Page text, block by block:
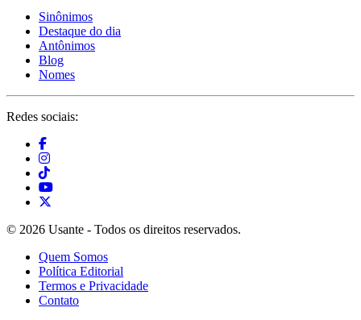
Sinônimos
Destaque do dia
Antônimos
Blog
Nomes
Redes sociais:
© 2026 Usante - Todos os direitos reservados.
Quem Somos
Política Editorial
Termos e Privacidade
Contato